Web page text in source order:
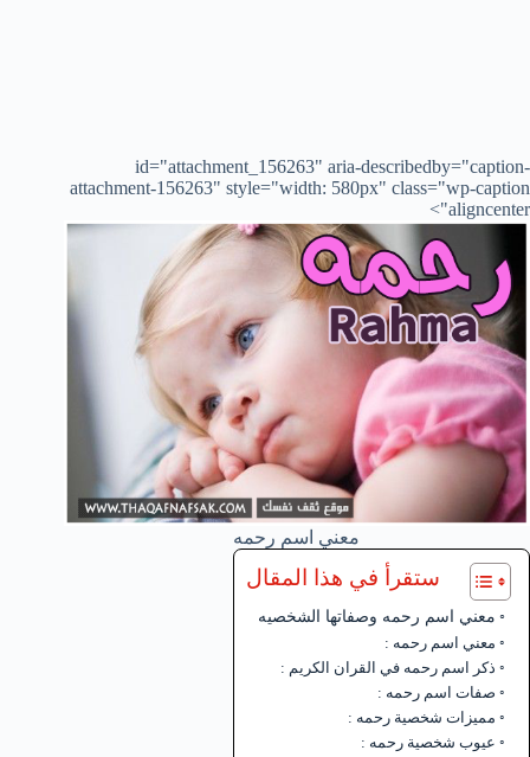
id="attachment_156263" aria-describedby="caption-
attachment-156263" style="width: 580px" class="wp-caption
aligncenter">
معني اسم رحمه
ستقرأ في هذا المقال
معني اسم رحمه وصفاتها الشخصيه
معني اسم رحمه :
ذكر اسم رحمه في القران الكريم :
صفات اسم رحمه :
مميزات شخصية رحمه :
عيوب شخصية رحمه :